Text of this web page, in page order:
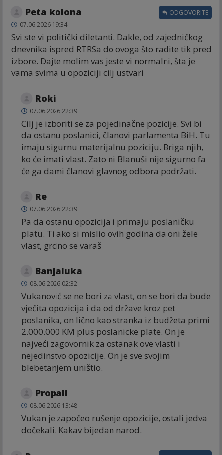
Peta kolona
07.06.2026 19:34
Svi ste vi politički diletanti. Dakle, od zajedničkog
dnevnika ispred RTRSa do ovoga što radite tik pred
izbore. Dajte molim vas jeste vi normalni, šta je
vama svima u opoziciji cilj ustvari
ODGOVORITE
Roki
07.06.2026 22:39
Cilj je izboriti se za pojedinačne pozicije. Svi bi
da ostanu poslanici, članovi parlamenta BiH. Tu
imaju sigurnu materijalnu poziciju. Briga njih,
ko će imati vlast. Zato ni Blanuši nije sigurno fa
će ga dami članovi glavnog odbora podržati.
Re
07.06.2026 22:39
Pa da ostanu opozicija i primaju poslaničku
platu. Ti ako si mislio ovih godina da oni žele
vlast, grdno se varaš
Banjaluka
08.06.2026 02:32
Vukanović se ne bori za vlast, on se bori da bude
vječita opozicija i da od države kroz pet
poslanika, on lično kao stranka iz budžeta primi
2.000.000 KM plus poslanicke plate. On je
najveći zagovornik za ostanak ove vlasti i
nejedinstvo opozicije. On je sve svojim
blebetanjem uništio.
Propali
08.06.2026 13:48
Vukan je započeo rušenje opozicije, ostali jedva
dočekali. Kakav bijedan narod.